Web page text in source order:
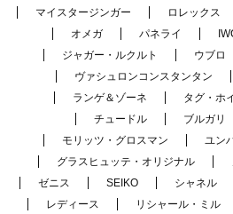
マイスタージンガー
ロレックス
オメガ
パネライ
ジャガー・ルクルト
ウブロ
ヴァシュロンコンスタンタン
ランゲ＆ゾーネ
タグ・ホ
チュードル
ブルガリ
モリッツ・グロスマン
ユン
グラスヒュッテ・オリジナル
ゼニス
SEIKO シャネル
レディース
リシャール・ミル